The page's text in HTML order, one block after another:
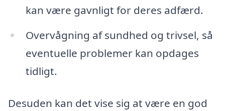
kan være gavnligt for deres adfærd.
Overvågning af sundhed og trivsel, så
eventuelle problemer kan opdages
tidligt.
Desuden kan det vise sig at være en god